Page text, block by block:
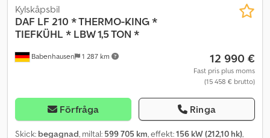
Babenhausen 1 287 km
Kylskåpsbil
DAF LF 210 * THERMO-KING *
TIEFKÜHL * LBW 1,5 TON *
12 990 €
Fast pris plus moms
(15 458 € brutto)
Förfråga Ringa
Skick: begagnad, miltal: 599 705 km, effekt:156 kW (212,10 hk),